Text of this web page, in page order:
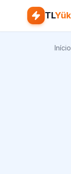
TL
Início